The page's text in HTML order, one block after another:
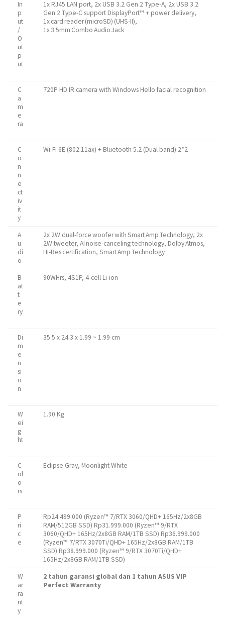
In
p
ut
/
O
ut
p
ut
1x RJ45 LAN port, 2x USB 3.2 Gen 2 Type-A, 2x USB 3.2
Gen 2 Type-C support DisplayPort™ + power delivery,
1x card reader (microSD) (UHS-II),
1x 3.5mm Combo Audio Jack
C
a
m
e
ra
720P HD IR camera with Windows Hello facial recognition
C
o
n
n
e
ct
iv
it
y
Wi-Fi 6E (802.11ax) + Bluetooth 5.2 (Dual band) 2*2
A
u
di
o
2x 2W dual-force woofer with Smart Amp Technology, 2x
2W tweeter, AI noise-canceling technology, Dolby Atmos,
Hi-Res certification, Smart Amp Technology
B
at
t
e
ry
90WHrs, 4S1P, 4-cell Li-ion
Di
m
e
n
si
o
n
35.5 x 24.3 x 1.99 ~ 1.99 cm
W
ei
g
ht
1.90 Kg
C
ol
o
rs
Eclipse Gray, Moonlight White
P
ri
c
e
Rp24.499.000 (Ryzen™ 7/RTX 3060/QHD+ 165Hz/2x8GB
RAM/512GB SSD) Rp31.999.000 (Ryzen™ 9/RTX
3060/QHD+ 165Hz/2x8GB RAM/1TB SSD) Rp36.999.000
(Ryzen™ 7/RTX 3070Ti/QHD+ 165Hz/2x8GB RAM/1TB
SSD) Rp38.999.000 (Ryzen™ 9/RTX 3070Ti/QHD+
165Hz/2x8GB RAM/1TB SSD)
W
ar
ra
nt
y
2 tahun garansi global dan 1 tahun ASUS VIP
Perfect Warranty